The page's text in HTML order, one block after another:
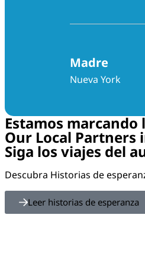
Madre
Nueva York
Estamos
Our Local Partners
Siga los viajes del
Descubra Historias de
Leer historias de esperanza